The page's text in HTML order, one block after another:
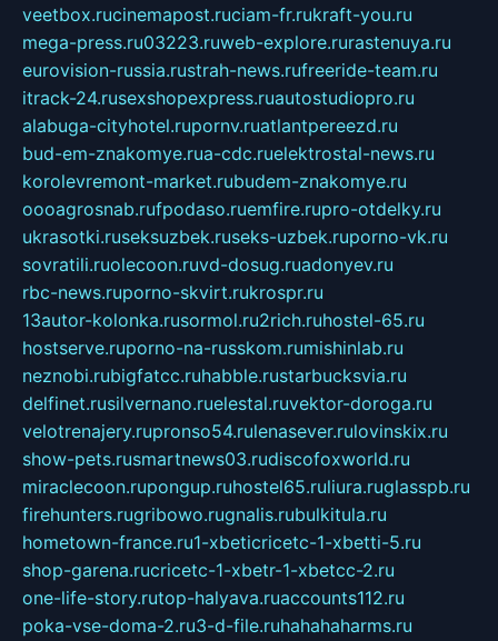
veetbox.rucinemapost.ruciam-fr.rukraft-you.ru
mega-press.ru03223.ruweb-explore.rurastenuya.ru
eurovision-russia.rustrah-news.rufreeride-team.ru
itrack-24.rusexshopexpress.ruautostudiopro.ru
alabuga-cityhotel.rupornv.ruatlantpereezd.ru
bud-em-znakomye.rua-cdc.ruelektrostal-news.ru
korolevremont-market.rubudem-znakomye.ru
oooagrosnab.rufpodaso.ruemfire.rupro-otdelky.ru
ukrasotki.ruseksuzbek.ruseks-uzbek.ruporno-vk.ru
sovratili.ruolecoon.ruvd-dosug.ruadonyev.ru
rbc-news.ruporno-skvirt.rukrospr.ru
13autor-kolonka.rusormol.ru2rich.ruhostel-65.ru
hostserve.ruporno-na-russkom.rumishinlab.ru
neznobi.rubigfatcc.ruhabble.rustarbucksvia.ru
delfinet.rusilvernano.ruelestal.ruvektor-doroga.ru
velotrenajery.rupronso54.rulenasever.rulovinskix.ru
show-pets.rusmartnews03.rudiscofoxworld.ru
miraclecoon.rupongup.ruhostel65.ruliura.ruglasspb.ru
firehunters.rugribowo.rugnalis.rubulkitula.ru
hometown-france.ru1-xbeticricetc-1-xbetti-5.ru
shop-garena.rucricetc-1-xbetr-1-xbetcc-2.ru
one-life-story.rutop-halyava.ruaccounts112.ru
poka-vse-doma-2.ru3-d-file.ruhahahaharms.ru